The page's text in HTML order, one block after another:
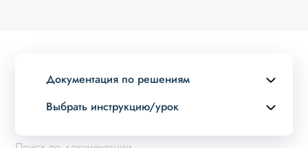
Документация по решениям
Выбрать инструкцию/урок
Описание курса